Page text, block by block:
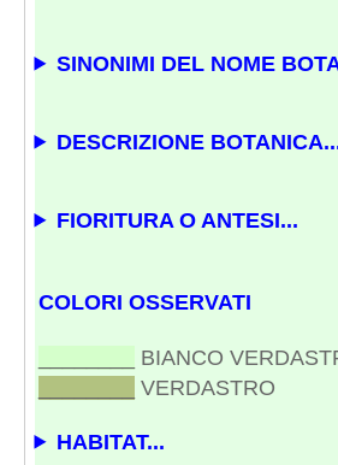
SINONIMI DEL NOME
DESCRIZIONE
FIORITURA O ANTESI...
COLORI OSSERVATI
BIANCO
VERDASTRO
HABITAT...